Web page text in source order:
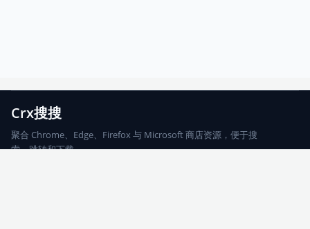
Crx搜搜
聚合 Chrome、Edge、Firefox 与 Microsoft 商店资源，便于搜
索、跳转和下载。